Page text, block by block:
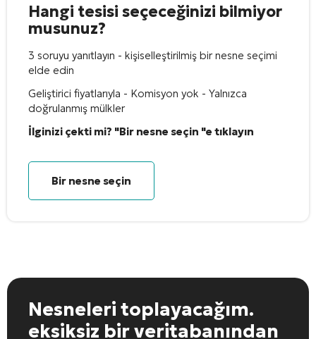
Hangi tesisi seçeceğinizi bilmiyor
musunuz?
3 soruyu yanıtlayın - kişiselleştirilmiş bir nesne seçimi
elde edin
Geliştirici fiyatlarıyla - Komisyon yok - Yalnızca
doğrulanmış mülkler
İlginizi çekti mi? "Bir nesne seçin "e tıklayın
Bir nesne seçin
Nesneleri toplayacağım.
eksiksiz bir veritabanından